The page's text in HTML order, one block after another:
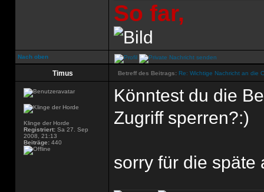
So far,
Nach oben
Timus Betreff des Beitrags: Re: Wichtige Nachricht an die
Klinge der Horde
Registriert: Sa 27. Sep
2008, 21:13
Beiträge: 440
Könntest du die
Zugriff sperren?:)
sorry für die späte